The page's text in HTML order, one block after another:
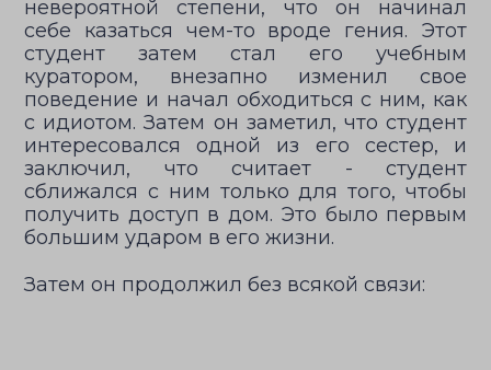
невероятной степени, что он начинал
себе казаться чем-то вроде гения. Этот
студент затем стал его учебным
куратором, внезапно изменил свое
поведение и начал обходиться с ним, как
с идиотом. Затем он заметил, что студент
интересовался одной из его сестер, и
заключил, что считает - студент
сближался с ним только для того, чтобы
получить доступ в дом. Это было первым
большим ударом в его жизни.
Затем он продолжил без всякой связи: